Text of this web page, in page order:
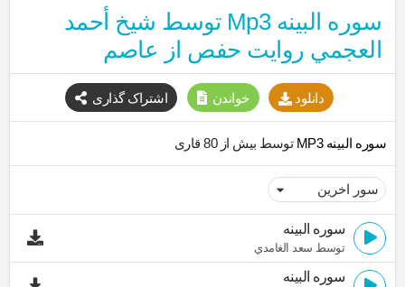
سوره البينه Mp3 توسط شیخ أحمد
العجمي روایت حفص از عاصم
دانلود خواندن اشتراک گذاری
سوره البينه MP3 توسط بیش از 80 قاری
سوره البينه
توسط سعد الغامدي
سوره البينه